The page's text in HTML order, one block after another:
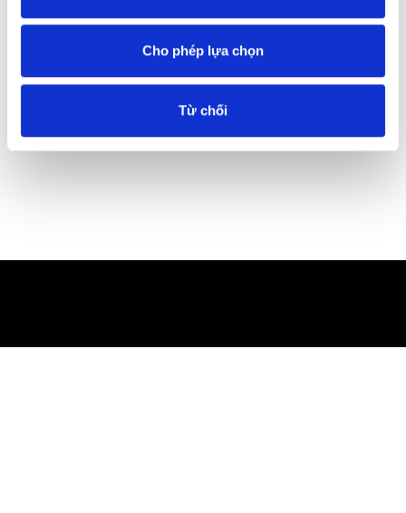
Cho phép lựa chọn
Từ chối